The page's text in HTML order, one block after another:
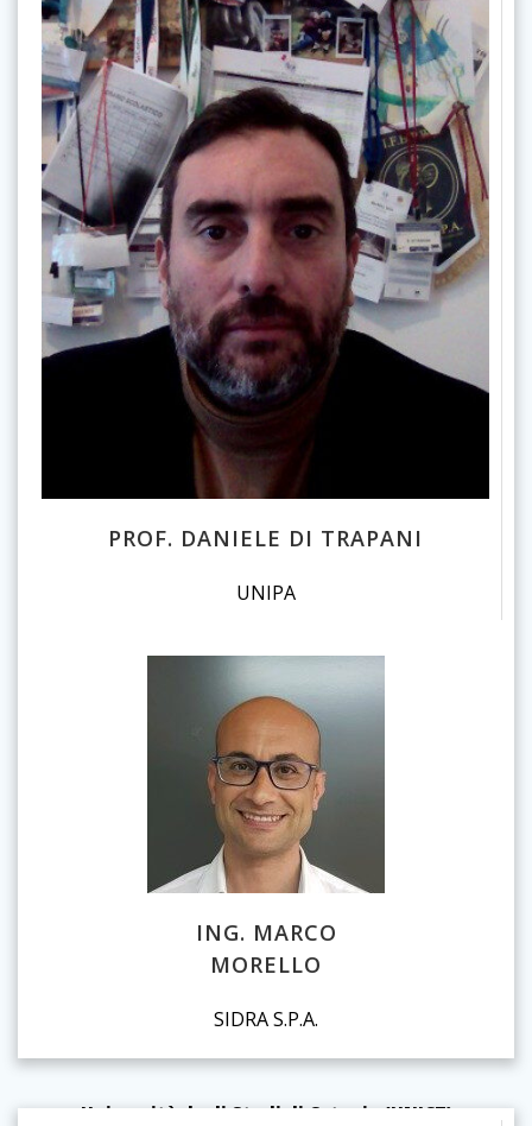
PROF. DANIELE DI TRAPANI
UNIPA
ING. MARCO
MORELLO
SIDRA S.P.A.
Università degli Studi di Catania (UNICT)